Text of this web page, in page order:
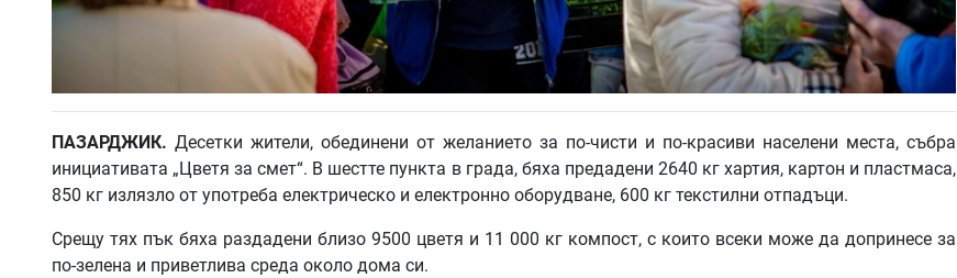
ПАЗАРДЖИК.Десетки жители, обединени от желанието за по-чисти и по-красиви населени места, събра
инициативата „Цветя за смет“. В шестте пункта в града, бяха предадени 2640 кг хартия, картон и пластмаса,
850 кг излязло от употреба електрическо и електронно оборудване, 600 кг текстилни отпадъци.
Срещу тях пък бяха раздадени близо 9500 цветя и 11 000 кг компост, с които всеки може да допринесе за
по-зелена и приветлива среда около дома си.